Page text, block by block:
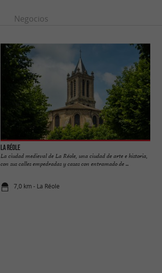
Negocios
La Réole
La ciudad medieval de La Réole, una ciudad de arte e historia,
con sus calles empedradas y casas con entramado de ...
7,0 km - La Réole